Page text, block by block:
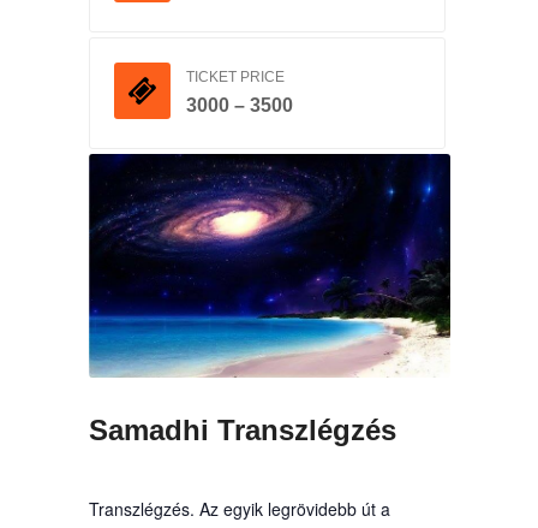
TICKET PRICE
3000 – 3500
Samadhi Transzlégzés
Transzlégzés. Az egyik legrövidebb út a